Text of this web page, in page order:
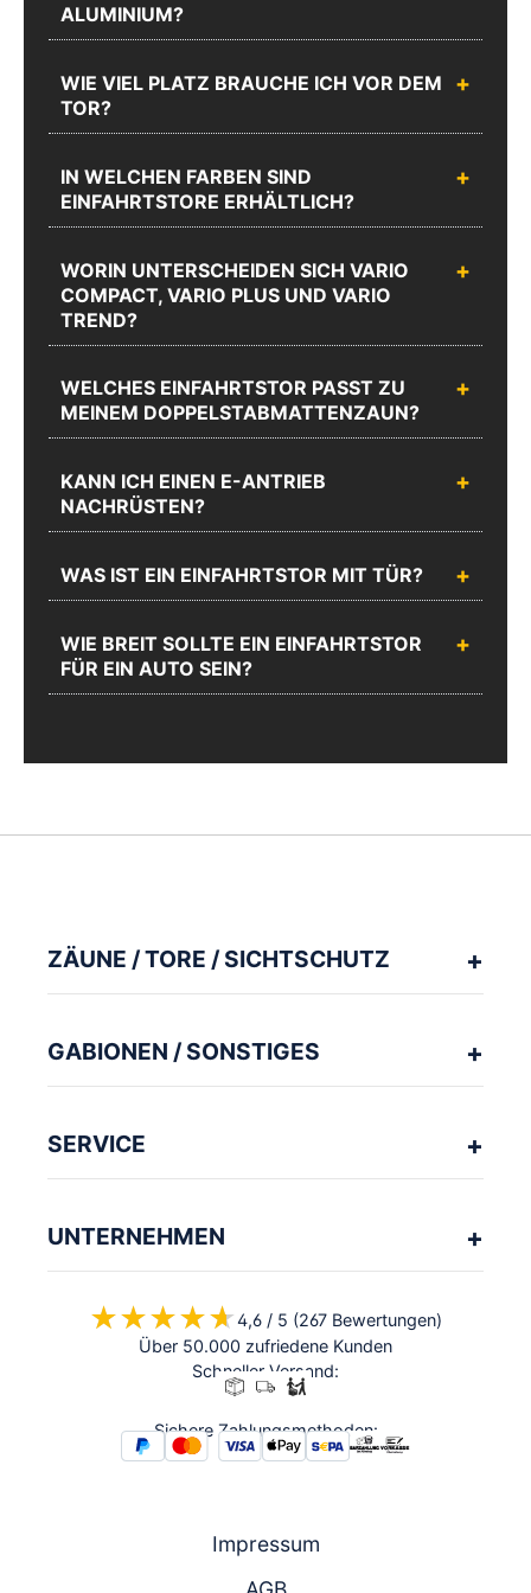
Support
08:00 -
17:00 und
Fr.: 08:00 -
02335
8873-1200
08:00 -
Fr.: 08:00 -
ALUMINIUM?
WIE VIEL PLATZ BRAUCHE ICH VOR DEM
TOR?
IN WELCHEN FARBEN SIND
EINFAHRTSTORE ERHÄLTLICH?
WORIN UNTERSCHEIDEN SICH VARIO
COMPACT, VARIO PLUS UND VARIO
TREND?
WELCHES EINFAHRTSTOR PASST ZU
MEINEM DOPPELSTABMATTENZAUN?
KANN ICH EINEN E-ANTRIEB
NACHRÜSTEN?
WAS IST EIN EINFAHRTSTOR MIT TÜR?
WIE BREIT SOLLTE EIN EINFAHRTSTOR
FÜR EIN AUTO SEIN?
ZÄUNE / TORE / SICHTSCHUTZ
GABIONEN / SONSTIGES
SERVICE
UNTERNEHMEN
★★★★★
★★★★★4,6 / 5 (267 Bewertungen)
Über 50.000 zufriedene Kunden
Schneller Versand:
Sichere Zahlungsmethoden:
Impressum